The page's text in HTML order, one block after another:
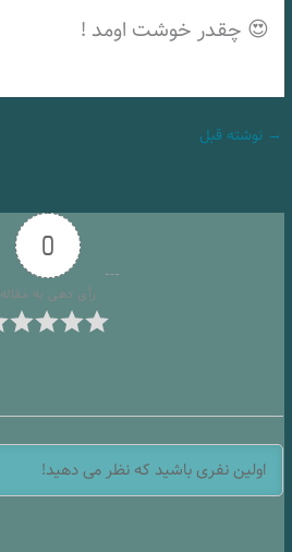
😍 چقدر خوشت اومد !
→ نوشته قبل
0
رأی دهی به مقاله